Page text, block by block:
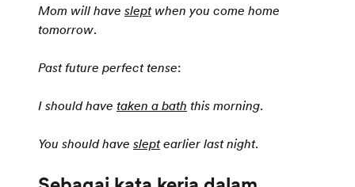
Mom will have sleptwhen you come home
tomorrow.
Past future perfect tense:
I should have taken a bath this morning.
You should have sleptearlier last night.